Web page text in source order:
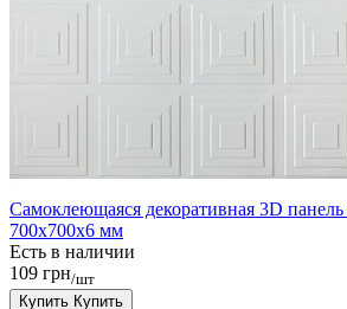
Самоклеющаяся декоративная 3D
700x700x6 мм
Есть в наличии
109 грн/шт
Купить Купить